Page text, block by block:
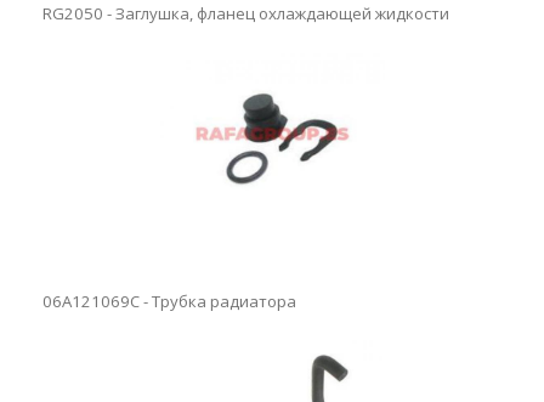
RG2050 - Заглушка, фланец охлаждающей жидкости
06A121069C - Трубка радиатора